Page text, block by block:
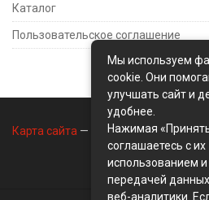
Каталог
Пользовательское соглашение
Карта сайта — Контакты—
Мы используем
cookie. Они
улучшать сайт и
удобнее.
Нажимая
соглашаетесь с их
использованием и
передачей
веб-аналитики.